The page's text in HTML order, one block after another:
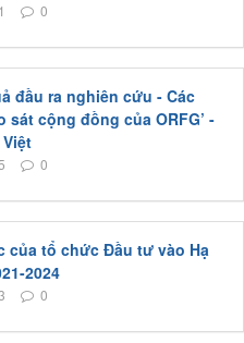
0
đầu ra nghiên cứu - Các
cộng đồng của ORFG’ -
0
của tổ chức Đầu tư vào Hạ
2024
0